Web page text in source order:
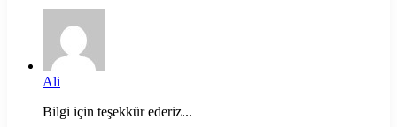
Ali
Bilgi için teşekkür ederiz...